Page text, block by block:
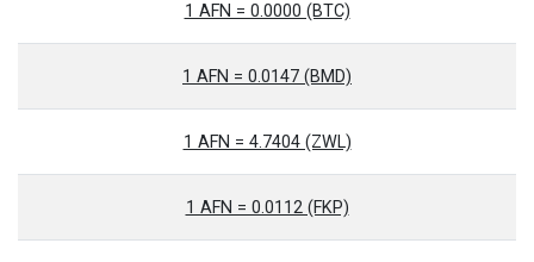
1 AFN = 0.0000 (BTC)
1 AFN = 0.0147 (BMD)
1 AFN = 4.7404 (ZWL)
1 AFN = 0.0112 (FKP)